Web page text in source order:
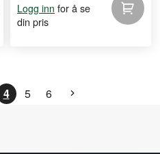
Logg inn for å se
din pris
4 5 6